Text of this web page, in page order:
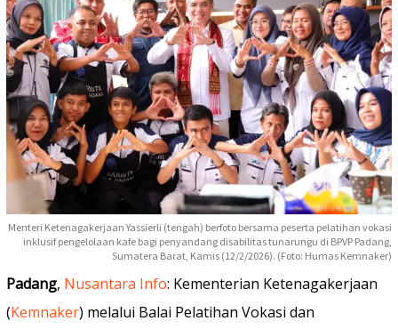
Menteri Ketenagakerjaan Yassierli (tengah) berfoto bersama peserta pelatihan vokasi
inklusif pengelolaan kafe bagi penyandang disabilitas tunarungu di BPVP Padang,
Sumatera Barat, Kamis (12/2/2026). (Foto: Humas Kemnaker)
Padang, Nusantara Info: Kementerian Ketenagakerjaan
(Kemnaker) melalui Balai Pelatihan Vokasi dan